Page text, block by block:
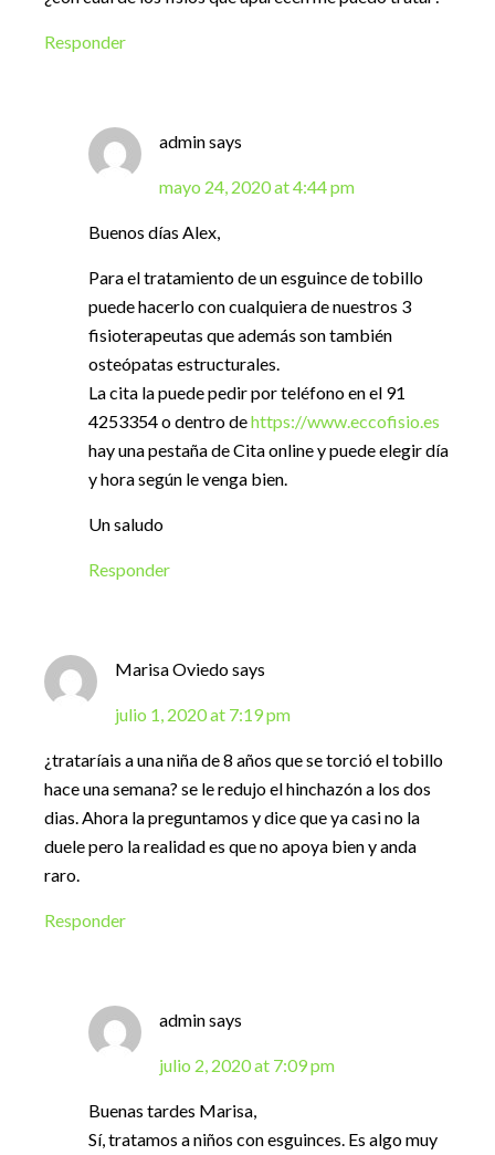
Responder
adminsays
mayo 24, 2020 at 4:44 pm
Buenos días Alex,
Para el tratamiento de un esguince de tobillo
puede hacerlo con cualquiera de nuestros 3
fisioterapeutas que además son también
osteópatas estructurales.
La cita la puede pedir por teléfono en el 91
4253354 o dentro dehttps://www.eccofisio.es
hay una pestaña de Cita online y puede elegir día
y hora según le venga bien.
Un saludo
Responder
Marisa Oviedosays
julio 1, 2020 at 7:19 pm
¿trataríais a una niña de 8 años que se torció el tobillo
hace una semana? se le redujo el hinchazón a los dos
dias. Ahora la preguntamos y dice que ya casi no la
duele pero la realidad es que no apoya bien y anda
raro.
Responder
adminsays
julio 2, 2020 at 7:09 pm
Buenas tardes Marisa,
Sí, tratamos a niños con esguinces. Es algo muy